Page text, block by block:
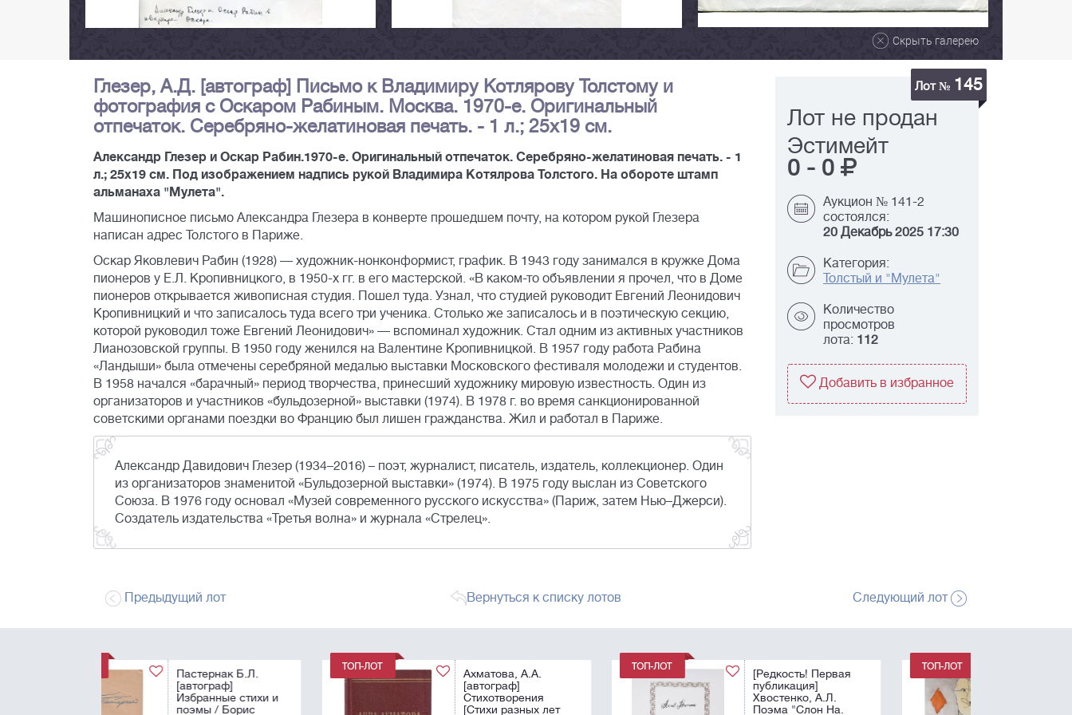
Скрыть галерею
Глезер, А.Д. [автограф] Письмо к Владимиру Котлярову Толстому и
фотография с Оскаром Рабиным. Москва. 1970-е. Оригинальный
отпечаток. Серебряно-желатиновая печать. - 1 л.; 25х19 см.
Александр Глезер и Оскар Рабин.1970-е. Оригинальный отпечаток. Серебряно-желатиновая печать. - 1
л.; 25х19 см. Под изображением надпись рукой Владимира Котялрова Толстого. На обороте штамп
альманаха "Мулета".
Машинописное письмо Александра Глезера в конверте прошедшем почту, на котором рукой Глезера
написан адрес Толстого в Париже.
Оскар Яковлевич Рабин (1928) — художник-нонконформист, график. В 1943 году занимался в кружке Дома
пионеров у Е.Л. Кропивницкого, в 1950-х гг. в его мастерской. «В каком-то объявлении я прочел, что в Доме
пионеров открывается живописная студия. Пошел туда. Узнал, что студией руководит Евгений Леонидович
Кропивницкий и что записалось туда всего три ученика. Столько же записалось и в поэтическую секцию,
которой руководил тоже Евгений Леонидович» — вспоминал художник. Стал одним из активных участников
Лианозовской группы. В 1950 году женился на Валентине Кропивницкой. В 1957 году работа Рабина
«Ландыши» была отмечены серебряной медалью выставки Московского фестиваля молодежи и студентов.
В 1958 начался «барачный» период творчества, принесший художнику мировую известность. Один из
организаторов и участников «бульдозерной» выставки (1974). В 1978 г. во время санкционированной
советскими органами поездки во Францию был лишен гражданства. Жил и работал в Париже.
Александр Давидович Глезер (1934–2016) – поэт, журналист, писатель, издатель, коллекционер. Один
из организаторов знаменитой «Бульдозерной выставки» (1974). В 1975 году выслан из Советского
Союза. В 1976 году основал «Музей современного русского искусства» (Париж, затем Нью–Джерси).
Создатель издательства «Третья волна» и журнала «Стрелец».
Лот № 145
Лот не продан
Эстимейт
0 - 0
Аукцион № 141-2
состоялся:
20 Декабрь 2025 17:30
Категория:
Толстый и "Мулета"
Количество
просмотров
лота: 112
Добавить в избранное
Предыдущий лот Вернуться к списку лотов Следующий лот
Ахматова, А.А.
Стихотворения
[Стихи разных лет
[Редкость! Первая
Поэма "Слон На.
Немухин, В.Н.
1986. Бумага, масло,
белила. - 83х56 см.